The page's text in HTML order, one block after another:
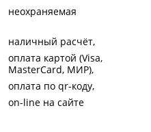
неохраняемая
наличный расчёт
оплата картой (Visa,
MasterCard, МИР)
оплата по qr-коду
on-line на сайте